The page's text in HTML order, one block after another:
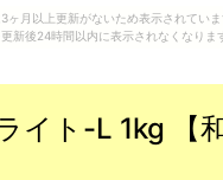
ヶ月以上更新がないため表示されていま
新後24時間以内に表示されなくなりま
イト-L 1kg 【